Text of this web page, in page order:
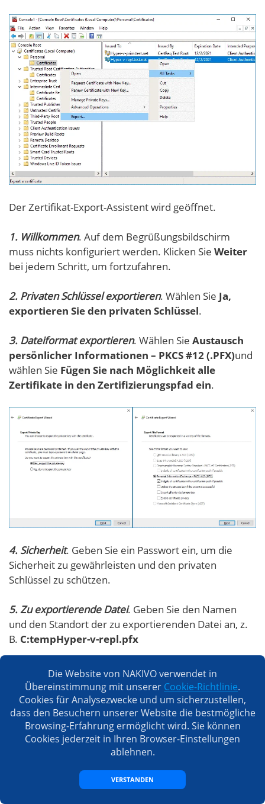
Der Zertifikat-Export-Assistent wird geöffnet.
1. Willkommen. Auf dem Begrüßungsbildschirm
muss nichts konfiguriert werden. Klicken Sie Weiter
bei jedem Schritt, um fortzufahren.
2. Privaten Schlüssel exportieren. Wählen Sie Ja,
exportieren Sie den privaten Schlüssel.
3. Dateiformat exportieren. Wählen Sie Austausch
persönlicher Informationen – PKCS #12 (.PFX)und
wählen Sie Fügen Sie nach Möglichkeit alle
Zertifikate in den Zertifizierungspfad ein.
4. Sicherheit. Geben Sie ein Passwort ein, um die
Sicherheit zu gewährleisten und den privaten
Schlüssel zu schützen.
5. Zu exportierende Datei. Geben Sie den Namen
und den Standort der zu exportierenden Datei an, z.
B. C:tempHyper-v-repl.pfx
Die Website von NAKIVO verwendet in
Übereinstimmung mit unserer Cookie-Richtlinie.
Cookies für Analysezwecke und um sicherzustellen,
dass den Besuchern unserer Website die bestmögliche
Browsing-Erfahrung ermöglicht wird. Sie können
Cookies jederzeit in Ihren Browser-Einstellungen
ablehnen.
VERSTANDEN